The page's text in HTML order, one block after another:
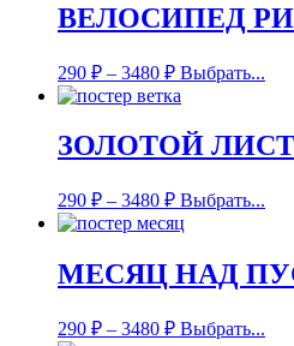
ВЕЛОСИПЕД
290 ₽ – 3480 ₽ Выбрать...
ЗОЛОТОЙ ЛИСТ
290 ₽ – 3480 ₽ Выбрать...
МЕСЯЦ НАД
290 ₽ – 3480 ₽ Выбрать...